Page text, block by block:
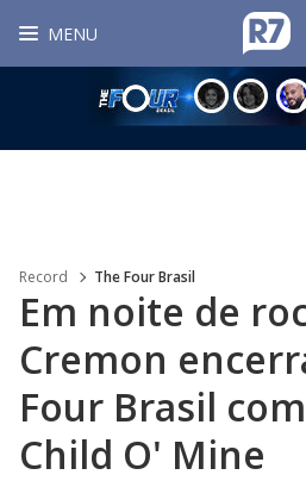
MENU
Record The Four Brasil
Em noite de
Cremon
Four Brasil
Child O' Mine